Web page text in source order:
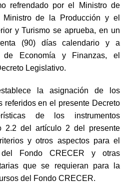
refrendado por el Ministro de
de la Producción y el
y Turismo se aprueba, en un
(90) días calendario y a
de Economía y Finanzas, el
Legislativo.
la asignación de los
referidos en el presente Decreto
de los instrumentos
2.2 del artículo 2 del presente
y otros aspectos para el
Fondo CRECER y otras
que se requieran para la
del Fondo CRECER.